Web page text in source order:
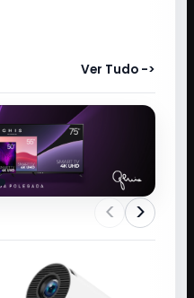
Ver Tudo ->
< >